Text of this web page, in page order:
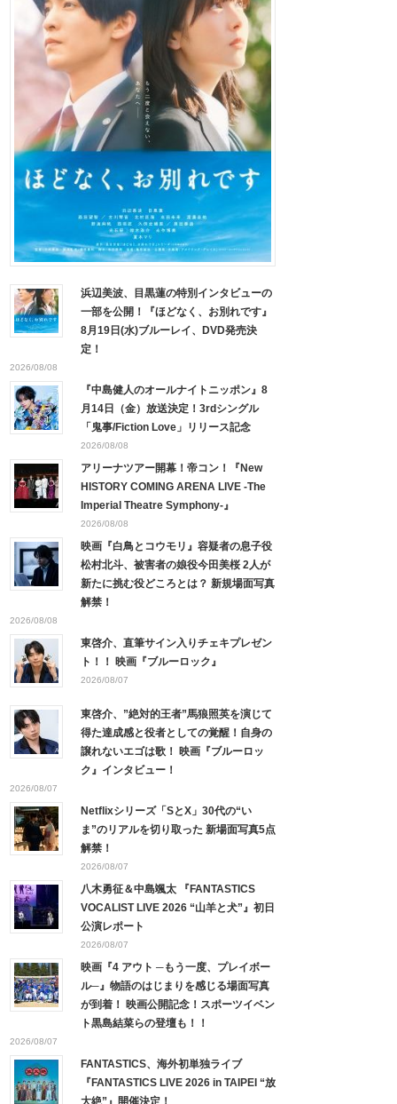
浜辺美波、目黒蓮の特別インタビューの
一部を公開！『ほどなく、お別れです』
8月19日(水)ブルーレイ、DVD発売決
定！
2026/08/08
『中島健人のオールナイトニッポン』8
月14日（金）放送決定！3rdシングル
「鬼事/Fiction Love」リリース記念
2026/08/08
アリーナツアー開幕！帝コン！『New
HISTORY COMING ARENA LIVE -The
Imperial Theatre Symphony-』
2026/08/08
映画『白鳥とコウモリ』容疑者の息子役
松村北斗、被害者の娘役今田美桜 2人が
新たに挑む役どころとは？ 新規場面写真
解禁！
2026/08/08
東啓介、直筆サイン入りチェキプレゼン
ト！！ 映画『ブルーロック』
2026/08/07
東啓介、”絶対的王者”馬狼照英を演じて
得た達成感と役者としての覚醒！自身の
譲れないエゴは歌！ 映画『ブルーロッ
ク』インタビュー！
2026/08/07
Netflixシリーズ「SとX」30代の“い
ま”のリアルを切り取った 新場面写真5点
解禁！
2026/08/07
八木勇征＆中島颯太 『FANTASTICS
VOCALIST LIVE 2026 “山羊と犬”』初日
公演レポート
2026/08/07
映画『4 アウト ─もう一度、プレイボー
ル─』物語のはじまりを感じる場面写真
が到着！ 映画公開記念！スポーツイベン
ト黒島結菜らの登壇も！！
2026/08/07
FANTASTICS、海外初単独ライブ
『FANTASTICS LIVE 2026 in TAIPEI “放